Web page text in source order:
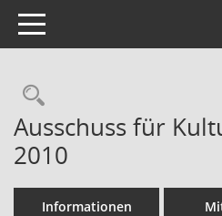
Toggle navigation
Rechercheauswahl
Ausschuss für
2010
Informationen